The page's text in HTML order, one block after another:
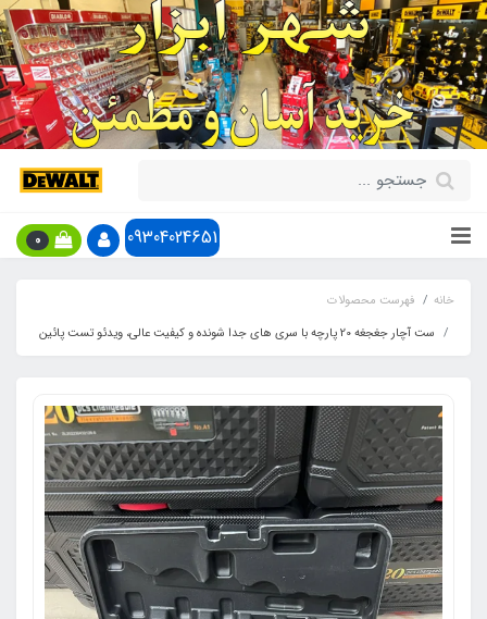
09304024651
0
خانه
فهرست محصولات
ست آچار جغجغه 20 پارچه با سری های جدا شونده و کیفیت عالی، ویدئو تست پائین